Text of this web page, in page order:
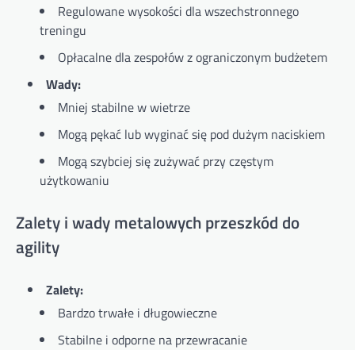
Regulowane wysokości dla wszechstronnego
treningu
Opłacalne dla zespołów z ograniczonym budżetem
Wady:
Mniej stabilne w wietrze
Mogą pękać lub wyginać się pod dużym naciskiem
Mogą szybciej się zużywać przy częstym
użytkowaniu
Zalety i wady metalowych przeszkód do
agility
Zalety:
Bardzo trwałe i długowieczne
Stabilne i odporne na przewracanie